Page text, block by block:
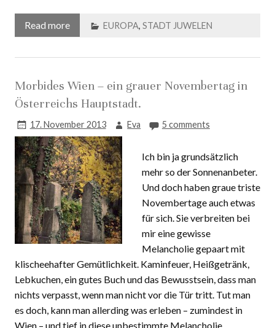
Read more
Morbides Wien – ein grauer Novembertag in
Österreichs Hauptstadt.
17. November 2013
Ich bin ja grundsätzlich
mehr so der Sonnenanbeter.
Und doch haben graue triste
Novembertage auch etwas
für sich. Sie verbreiten bei
mir eine gewisse
Melancholie gepaart mit
klischeehafter Gemütlichkeit. Kaminfeuer, Heißgetränk,
Lebkuchen, ein gutes Buch und das Bewusstsein, dass man
nichts verpasst, wenn man nicht vor die Tür tritt. Tut man
es doch, kann man allerding was erleben – zumindest in